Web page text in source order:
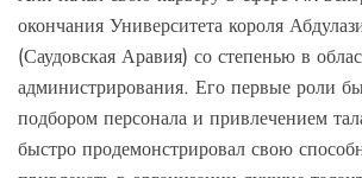
окончания Университета короля
(Саудовская Аравия) со степенью в
администрирования. Его первые роли
подбором персонала и привлечением
быстро продемонстрировал свою